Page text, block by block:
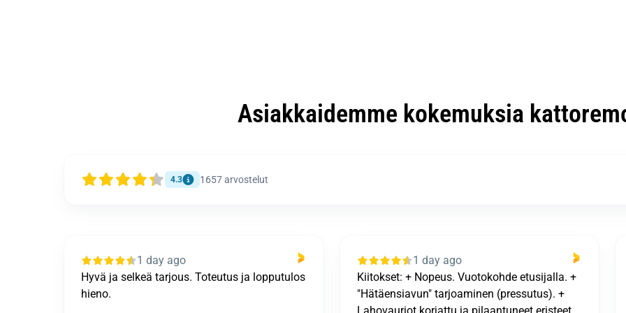
Asiakkaidemme kokemuksia
4.3 1657arvostelut
1 day ago
Kiitokset: + Nopeus. Vuotokohde etusijalla. +
"Hätäensiavun" tarjoaminen (pressutus). +
2 days ago
Kaikki sujui loistavastija tulos oli kiitettävä